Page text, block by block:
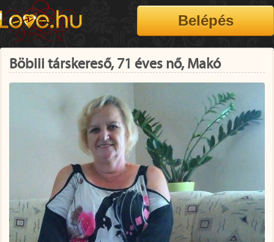
Böbiii társkereső, 71 éves nő, Makó